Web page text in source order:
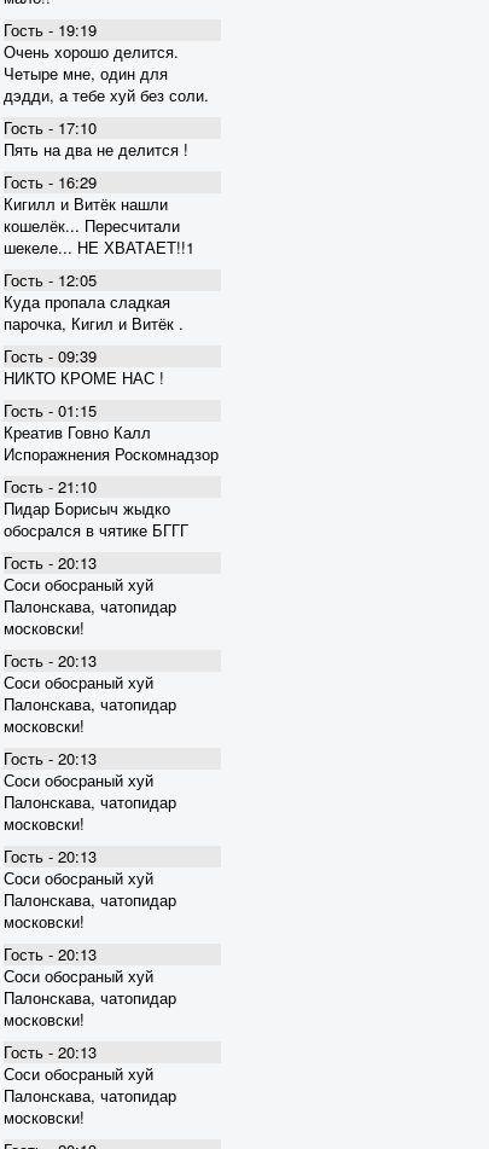
Гость - 19:19
Очень хорошо делится.
Четыре мне, один для
дэдди, а тебе хуй без соли.
Гость - 17:10
Пять на два не делится !
Гость - 16:29
Кигилл и Витёк нашли
кошелёк... Пересчитали
шекеле... НЕ ХВАТАЕТ!!1
Гость - 12:05
Куда пропала сладкая
парочка, Кигил и Витёк .
Гость - 09:39
НИКТО КРОМЕ НАС !
Гость - 01:15
Креатив Говно Калл
Испоражнения Роскомнадзор
Гость - 21:10
Пидар Борисыч жыдко
обосрался в чятике БГГГ
Гость - 20:13
Соси обосраный хуй
Палонскава, чатопидар
московски!
Гость - 20:13
Соси обосраный хуй
Палонскава, чатопидар
московски!
Гость - 20:13
Соси обосраный хуй
Палонскава, чатопидар
московски!
Гость - 20:13
Соси обосраный хуй
Палонскава, чатопидар
московски!
Гость - 20:13
Соси обосраный хуй
Палонскава, чатопидар
московски!
Гость - 20:13
Соси обосраный хуй
Палонскава, чатопидар
московски!